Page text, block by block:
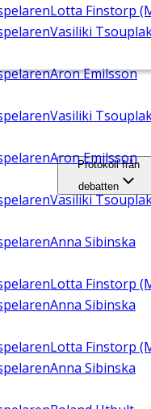
Lotta Finstorp
Vasiliki
Aron Emilsson
Vasiliki
Aron Emilsson
Vasiliki
Anna Sibinska
Lotta Finstorp
Anna Sibinska
Lotta Finstorp
Anna Sibinska
Protokoll från
debatten